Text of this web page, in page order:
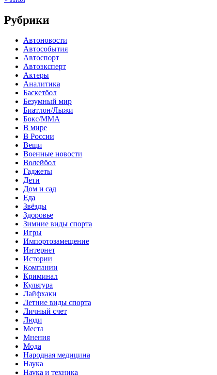
Рубрики
Автоновости
Автособытия
Автоспорт
Автоэксперт
Актеры
Аналитика
Баскетбол
Безумный мир
Биатлон/Лыжи
Бокс/MMA
В мире
В России
Вещи
Военные новости
Волейбол
Гаджеты
Дети
Дом и сад
Еда
Звёзды
Здоровье
Зимние виды спорта
Игры
Импортозамещение
Интернет
Истории
Компании
Криминал
Культура
Лайфхаки
Летние виды спорта
Личный счет
Люди
Места
Мнения
Мода
Народная медицина
Наука
Наука и техника